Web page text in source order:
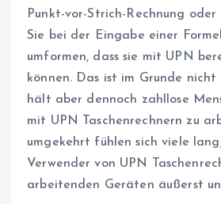
Punkt-vor-Strich-Rechnung oder
Sie bei der Eingabe einer
umformen, dass sie mit UPN
können. Das ist im Grunde
hält aber dennoch zahllose
mit UPN Taschenrechnern zu
umgekehrt fühlen sich viele
Verwender von UPN
arbeitenden Geräten äußerst